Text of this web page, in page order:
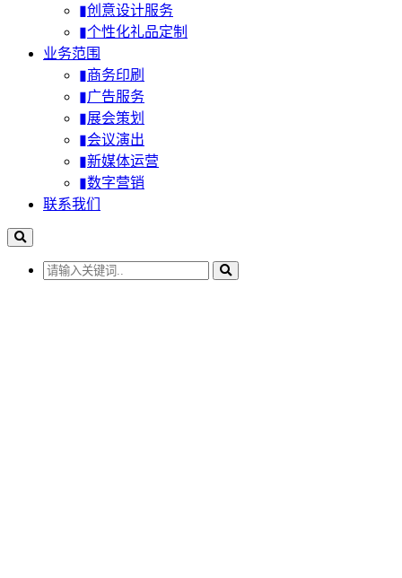
▮创意设计服务
▮个性化礼品定制
业务范围
▮商务印刷
▮广告服务
▮展会策划
▮会议演出
▮新媒体运营
▮数字营销
联系我们